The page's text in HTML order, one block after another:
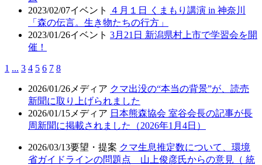
2023/02/07イベント
４月１日 くまもり講演 in 神奈川
「森の伝言。生き物たちの行方」
2023/01/26イベント 3月21日 新潟県村上市で学習会を開
催！
1 ... 3 4 5 6 7 8
2026/01/26 メディア クマ出没の“本当の背景”が、読売
新聞に取り上げられました
2026/01/15 メディア 日本熊森協会 室谷会長の記事が長
周新聞に掲載されました（2026年1月4日）
2026/03/13要望・提案 クマ生息推定数について、環境
省ガイドラインの問題点 山上俊彦氏からの意見（ 統